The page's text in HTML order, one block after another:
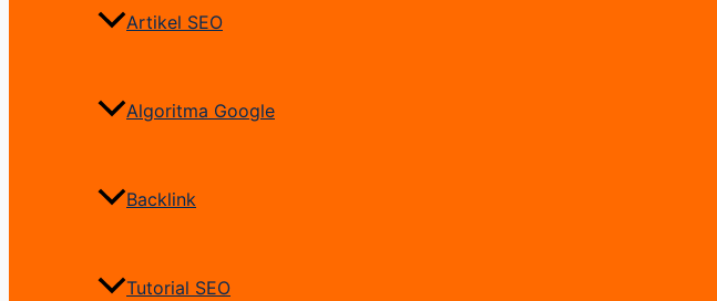
Artikel SEO
Algoritma Google
Backlink
Tutorial SEO